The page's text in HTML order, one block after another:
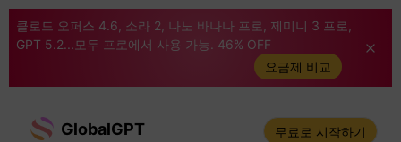
클로드 오퍼스 4.6, 소라 2, 나노 바나나 프로, 제미니 3 프로,
GPT 5.2...모두 프로에서 사용 가능. 46% OFF
요금제 비교
GlobalGPT 무료로 시작하기